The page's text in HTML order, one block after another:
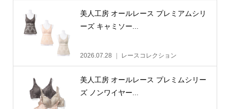
美人工房 オールレース プレミアムシリ
ーズ キャミソー...
2026.07.28 レースコレクション
美人工房 オールレース プレミムシリー
ズ ノンワイヤー...